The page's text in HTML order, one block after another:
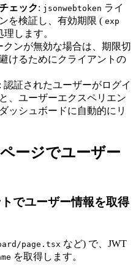
ェック: jsonwebtoken ライ
を検証し、有効期限 ( exp
します。
クンが無効な場合は、期限切
けるためにクライアントの
認証されたユーザーがログイ
、ユーザーエクスペリエン
ッシュボードに自動的にリ
ージでユーザー
でユーザー情報を取得
page.tsx など) で、JWT
を取得します。